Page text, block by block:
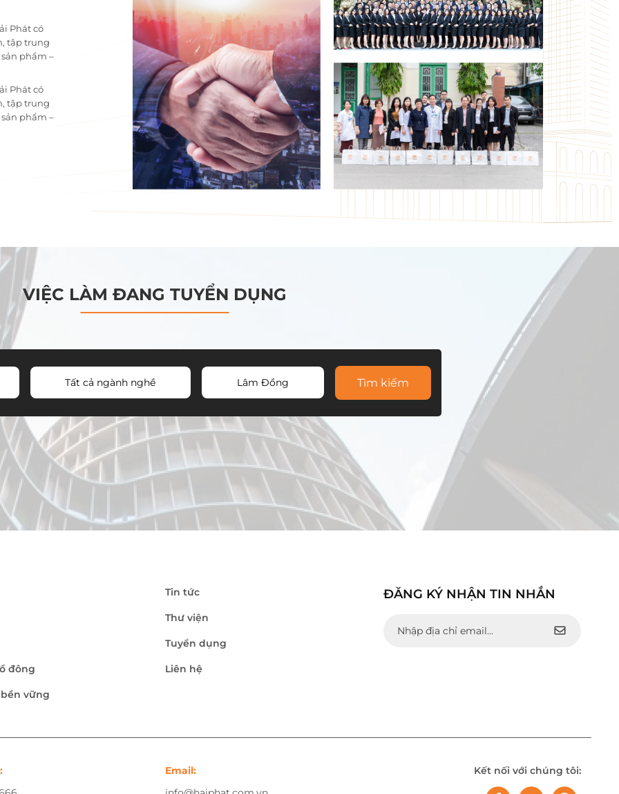
Phát có
tập trung
phẩm –
Phát có
tập trung
phẩm –
VIỆC LÀM ĐANG TUYỂN DỤNG
Tất cả ngành nghề Lâm Đồng Tìm kiếm
đông
vững
Tin tức
Thư viện
Tuyển dụng
Liên hệ
ĐĂNG KÝ NHẬN TIN NHẮN
Email:
Kết nối với chúng tôi: